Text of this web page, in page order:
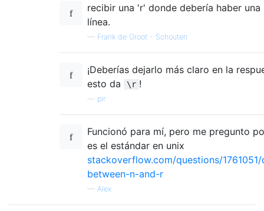
recibir una 'r' donde debería haber una
línea.
— Frank de Groot - Schouten
¡Deberías dejarlo más claro en la
esto da
\r !
pir
Funcionó para mí, pero me pregunto
es el estándar en unix
stackoverflow.com/questions/
between-n-and-r
— Alex